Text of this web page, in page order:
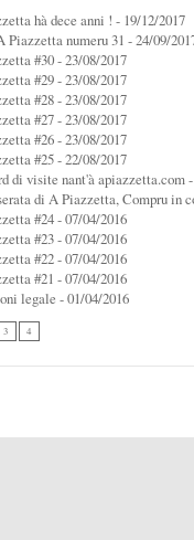
hà dece anni ! - 19/12/2017
Piazzetta numeru 31 - 24/09/
#30- 23/08/2017
#29- 23/08/2017
#28- 23/08/2017
#27- 23/08/2017
#26- 23/08/2017
#25- 22/08/2017
di visite nant'à apiazzetta.com
di A Piazzetta, Compru in
#24- 07/04/2016
#23- 07/04/2016
#22- 07/04/2016
#21 - 07/04/2016
legale - 01/04/2016
3 4